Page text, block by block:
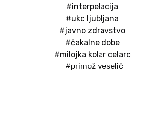
#interpelacija
#ukc ljubljana
#javno zdravstvo
#čakalne dobe
#milojka kolar celarc
#primož veselič